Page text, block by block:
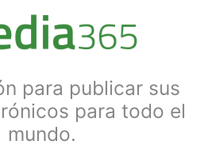
para publicar sus
para todo el
mundo.